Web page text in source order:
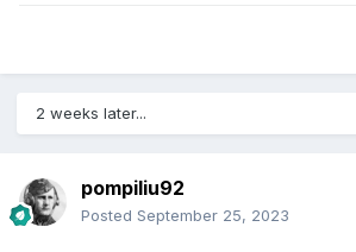
2 weeks later...
pompiliu92
Posted September 25, 2023